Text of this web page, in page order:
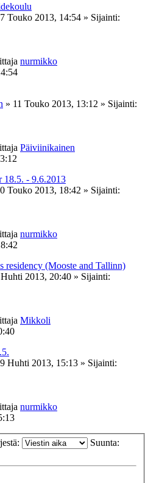
Touko 2013, 14:54 » Sijainti:
nurmikko
» 11 Touko 2013, 13:12 » Sijainti:
Päiviinikainen
18.5. - 9.6.2013
Touko 2013, 18:42 » Sijainti:
nurmikko
residency (Mooste and Tallinn)
2013, 20:40 » Sijainti:
Mikkoli
Huhti 2013, 15:13 » Sijainti:
nurmikko
Suunta: